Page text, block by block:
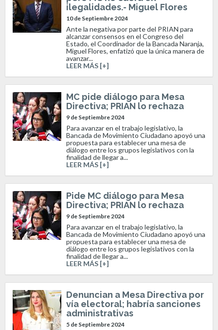
ilegalidades.- Miguel Flores
10 de Septiembre 2024
Ante la negativa por parte del PRIAN para
alcanzar consensos en el Congreso del
Estado, el Coordinador de la Bancada Naranja,
Miguel Flores, enfatizó que la única manera de
avanzar...
LEER MÁS [+]
MC pide diálogo para Mesa
Directiva; PRIAN lo rechaza
9 de Septiembre 2024
Para avanzar en el trabajo legislativo, la
Bancada de Movimiento Ciudadano apoyó una
propuesta para establecer una mesa de
diálogo entre los grupos legislativos con la
finalidad de llegar a...
LEER MÁS [+]
Pide MC diálogo para Mesa
Directiva; PRIAN lo rechaza
9 de Septiembre 2024
Para avanzar en el trabajo legislativo, la
Bancada de Movimiento Ciudadano apoyó una
propuesta para establecer una mesa de
diálogo entre los grupos legislativos con la
finalidad de llegar a...
LEER MÁS [+]
Denuncian a Mesa Directiva por
vía electoral; habría sanciones
administrativas
5 de Septiembre 2024